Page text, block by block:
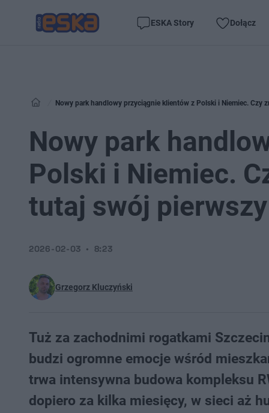
ESKA Story Dołącz
Nowy park handlowy przyciągnie klientów z Polski i Niemiec. Czy
Nowy park
Polski i Niemiec.
tutaj swój
Grzegorz Kluczyński
2026-02-03 8:23
Tuż za zachodnimi rogatkami
budzi ogromne emocje wśród
trwa intensywna budowa kompleksu
dopiero za kilka miesięcy, w sieci aż